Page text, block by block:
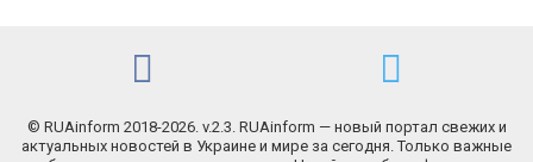
© RUAinform 2018-2026. v.2.3. RUAinform — новый портал свежих и
актуальных новостей в Украине и мире за сегодня. Только важные